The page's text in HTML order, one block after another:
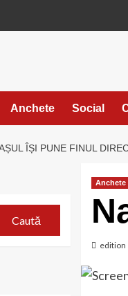
Anchete Social
ÎȘI PUNE FINUL
Anchete
edition